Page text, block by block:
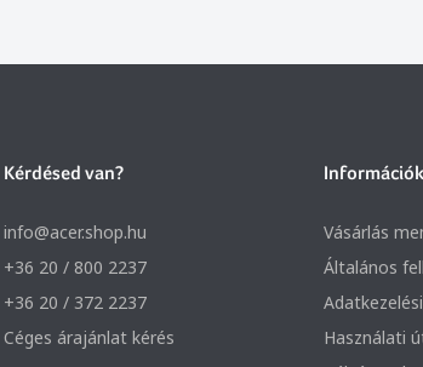
Kérdésed van?
info@acer.shop.hu
+36 20 / 800 2237
+36 20 / 372 2237
Céges árajánlat kérés
Információk
Vásárlás
Általános
Használati